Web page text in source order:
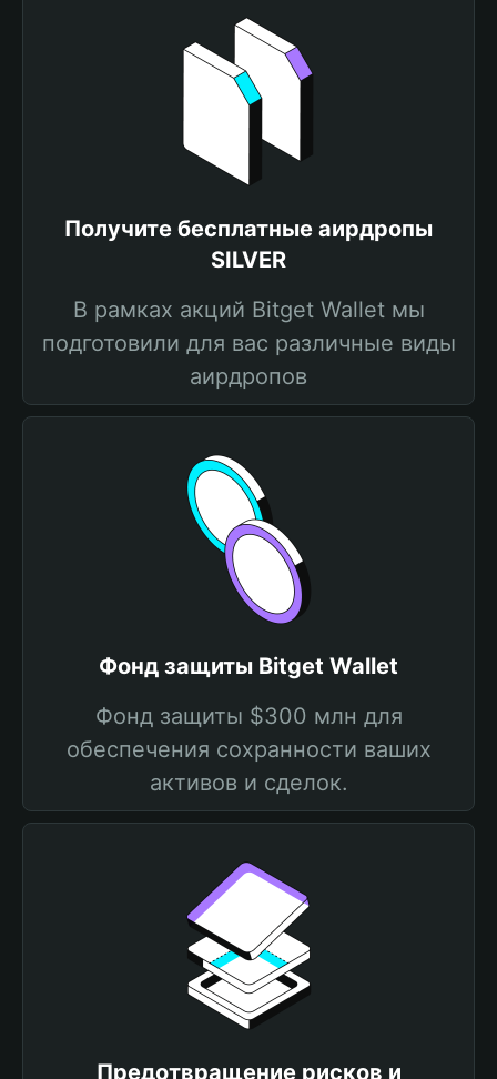
Получите бесплатные аирдропы
SILVER
В рамках акций Bitget Wallet мы
подготовили для вас различные виды
аирдропов
Фонд защиты Bitget Wallet
Фонд защиты $300 млн для
обеспечения сохранности ваших
активов и сделок.
Предотвращение рисков и